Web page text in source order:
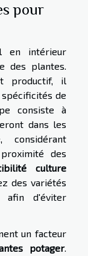
pour
en intérieur
des plantes.
productif, il
de
consiste à
dans les
considérant
des
culture
des variétés
afin d'éviter
un facteur
potager.